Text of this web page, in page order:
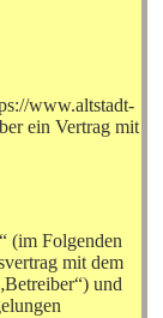
www.altstadt-
ein Vertrag mit
(im Folgenden
mit dem
und